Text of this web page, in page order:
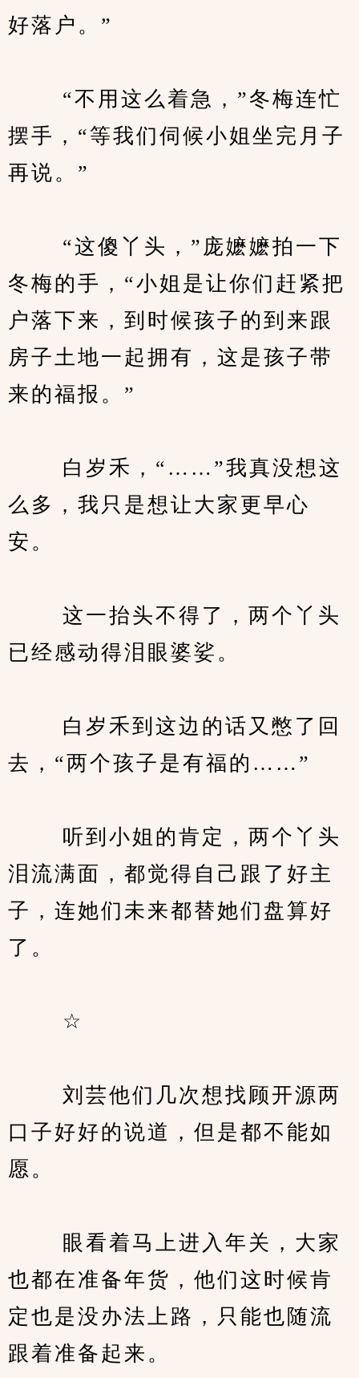
好落户。”
“不用这么着急，”冬梅连忙
摆手，“等我们伺候小姐坐完月子
再说。”
“这傻丫头，”庞嬷嬷拍一下
冬梅的手，“小姐是让你们赶紧把
户落下来，到时候孩子的到来跟
房子土地一起拥有，这是孩子带
来的福报。”
白岁禾，“……”我真没想这
么多，我只是想让大家更早心
安。
这一抬头不得了，两个丫头
已经感动得泪眼婆娑。
白岁禾到这边的话又憋了回
去，“两个孩子是有福的……”
听到小姐的肯定，两个丫头
泪流满面，都觉得自己跟了好主
子，连她们未来都替她们盘算好
了。
☆
刘芸他们几次想找顾开源两
口子好好的说道，但是都不能如
愿。
眼看着马上进入年关，大家
也都在准备年货，他们这时候肯
定也是没办法上路，只能也随流
跟着准备起来。